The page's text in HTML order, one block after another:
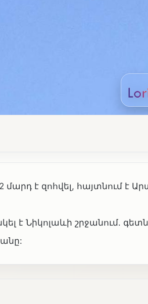
մարդ է զոհվել, հայտնում է
է Նիկոլաևի շրջանում.